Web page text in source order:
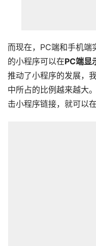
而现在，PC端和手机端
的小程序可以在PC端显
推动了小程序的发展，
中所占的比例越来越大
击小程序链接，就可以